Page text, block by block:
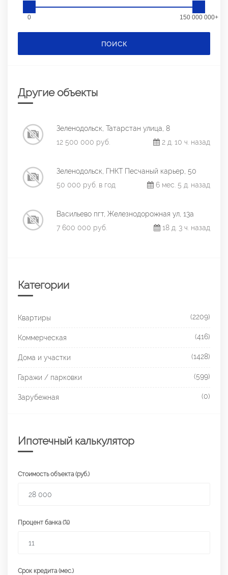
0 150 000 000+
ПОИСК
Другие объекты
Зеленодольск, Татарстан улица, 8
12 500 000 руб.
2 д. 10 ч. назад
Зеленодольск, ГНКТ Песчаный карьер, 50
50 000 руб. в год
6 мес. 5 д. назад
Васильево пгт, Железнодорожная ул, 13а
7 600 000 руб.
18 д. 3 ч. назад
Категории
Квартиры (2209)
Коммерческая (416)
Дома и участки (1428)
Гаражи / парковки (599)
Зарубежная (0)
Ипотечный калькулятор
Стоимость объекта (руб.)
Процент банка (%)
Срок кредита (мес.)